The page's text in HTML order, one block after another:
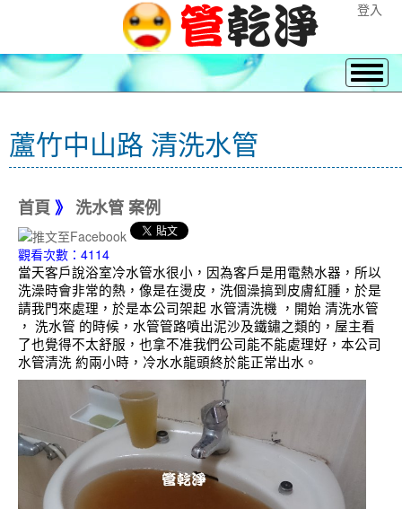
登入
蘆竹中山路 清洗水管
首頁 》 洗水管 案例
觀看次數：4114
當天客戶說浴室冷水管水很小，因為客戶是用電熱水器，所以
洗澡時會非常的熱，像是在燙皮，洗個澡搞到皮膚紅腫，於是
請我門來處理，於是本公司架起 水管清洗機 ，開始 清洗水管
， 洗水管 的時候，水管管路噴出泥沙及鐵鏽之類的，屋主看
了也覺得不太舒服，也拿不准我們公司能不能處理好，本公司
水管清洗 約兩小時，冷水水龍頭終於能正常出水。